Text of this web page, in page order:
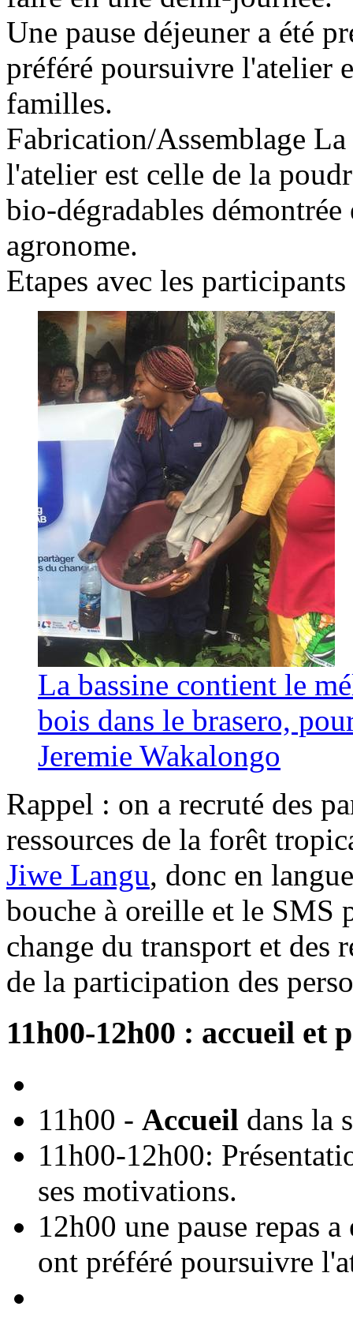
Une pause déjeuner a été
préféré poursuivre l'atelier
familles.
Fabrication/Assemblage La
l'atelier est celle de la
bio-dégradables
agronome.
Etapes avec les participants
La bassine contient le
bois dans le brasero,
Jeremie Wakalongo
Rappel : on a recruté des
ressources de la forêt
Jiwe Langu, donc en
bouche à oreille et le SMS
change du transport et des
de la participation des
11h00-12h00 : accueil et
11h00 - Accueil dans la
11h00-12h00:
ses motivations.
12h00 une pause repas
ont préféré poursuivre